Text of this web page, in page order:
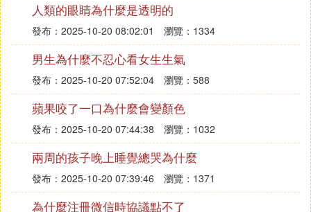
第三種辦法，使用專業的數據恢復工具
數據兔恢復大師是專門解決手機數據問題的專業工
具，可以輕松解決手機簡訊，微信聊天記錄、微信圖
片、QQ圖片、手機備忘錄信息、聯系人信息等問
題，只需要簡單幾個步驟，微信聊天記錄就可以輕松
恢復。
第一步、搜索登陸數據兔恢復大師官網，根據自己手
機的類型，在網頁首頁找到不同手機版本的軟體下
載，下載安裝啟動軟體，此時需要為數據兔恢復大師
授予手機數據處理操作的許可權，點擊進入首頁，找
人類的眼睛為什麼是透明的
發布：2025-10-20 08:02:01 瀏覽：1334
男生為什麼不忍心看女生生氣
發布：2025-10-20 07:52:04 瀏覽：588
蘋果咬了一口為什麼會變顏色
發布：2025-10-20 07:44:38 瀏覽：1032
兩周的孩子晚上睡覺總哭為什麼
發布：2025-10-20 07:39:46 瀏覽：1371
為什麼注冊微信時協議點不了